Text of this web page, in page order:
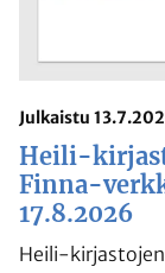
Julkaistu
Heili-
Finna-
17.8.2026
Heili-